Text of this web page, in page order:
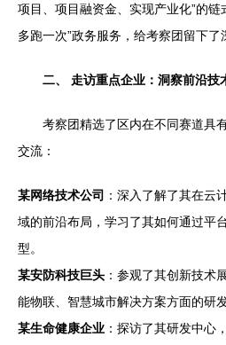
项目、项目融资金、实现产业化”的
多跑一次”政务服务，给考察团留下了
二、 走访重点企业：洞察前沿技
考察团精选了区内在不同赛道具
交流：
某网络技术公司 ：深入了解了其在云
域的前沿布局，学习了其如何通过平
型。
某安防科技巨头 ：参观了其创新技术
能物联、智慧城市解决方案方面的研
某生命健康企业 ：探访了其研发中心